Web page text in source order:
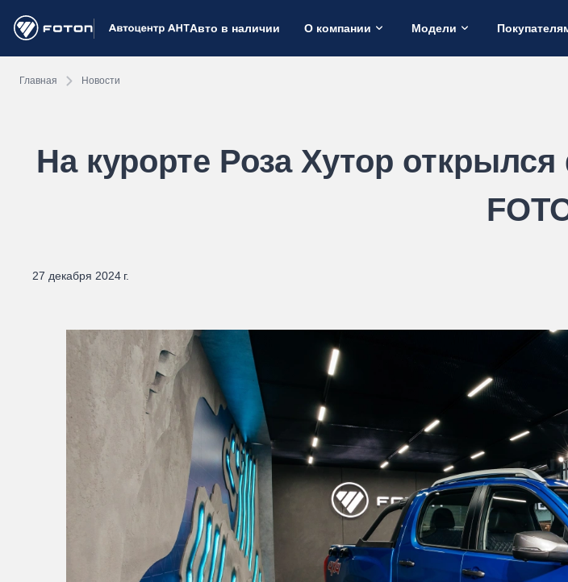
Авто в наличии О компании Модели
Главная Новости
На курорте Роза Хутор
27 декабря 2024 г.